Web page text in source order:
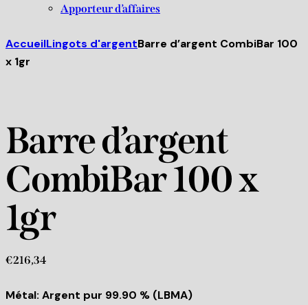
Apporteur d’affaires
AccueilLingots d'argentBarre d’argent CombiBar 100
x 1gr
Barre d’argent
CombiBar 100 x
1gr
€216,34
Métal: Argent pur 99.90 % (LBMA)